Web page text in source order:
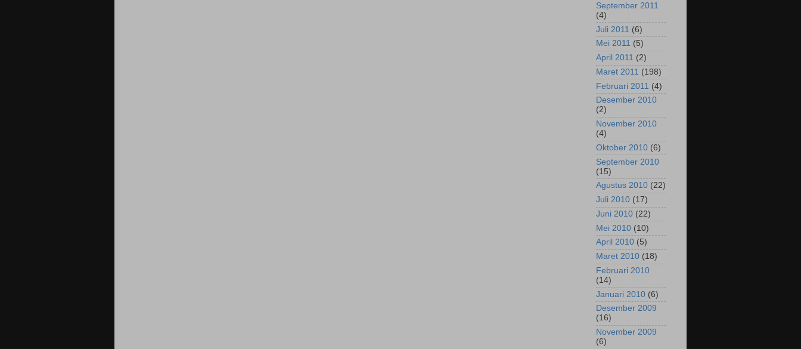
September 2011
(4)
Juli 2011 (6)
Mei 2011 (5)
April 2011 (2)
Maret 2011 (198)
Februari 2011 (4)
Desember 2010
(2)
November 2010
(4)
Oktober 2010 (6)
September 2010
(15)
Agustus 2010 (22)
Juli 2010 (17)
Juni 2010 (22)
Mei 2010 (10)
April 2010 (5)
Maret 2010 (18)
Februari 2010
(14)
Januari 2010 (6)
Desember 2009
(16)
November 2009
(6)